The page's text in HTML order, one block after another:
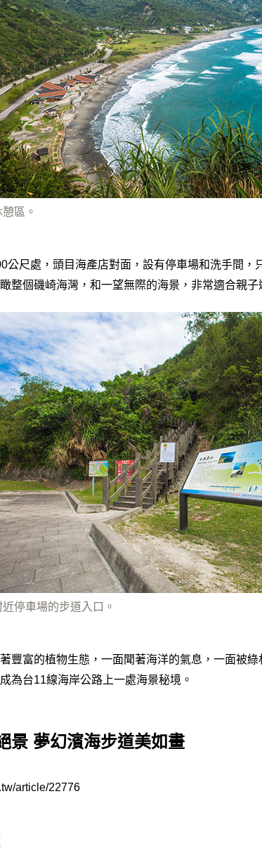
區。
公尺處，頭目海產店對面，設有停車場和洗手間，
整個磯崎海灣，和一望無際的海景，非常適合親子
停車場的步道入口。
豐富的植物生態，一面聞著海洋的氣息，一面被
為台11線海岸公路上一處海景秘境。
景 夢幻濱海步道美如畫
article/22776